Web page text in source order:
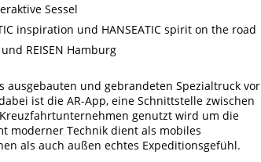
Sessel
inspiration und HANSEATIC spirit on the road
REISEN Hamburg
ausgebauten und gebrandeten Spezialtruck vor
ist die AR-App, eine Schnittstelle zwischen
genutzt wird um die
moderner Technik dient als mobiles
als auch außen echtes Expeditionsgefühl.